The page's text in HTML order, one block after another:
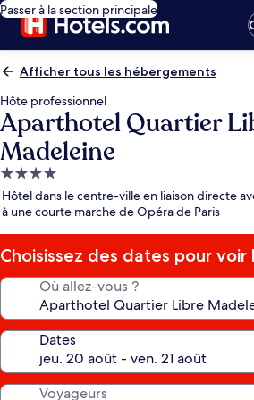
Passer à la section principale
Afficher tous les hébergements
Hôte professionnel
Aparthotel Quartier
Madeleine
Hébergement
4.0 étoiles
Hôtel dans le centre-ville en liaison directe
à une courte marche de Opéra de Paris
Choisissez des dates pour voir
Où allez-vous ?
Dates
Voyageurs